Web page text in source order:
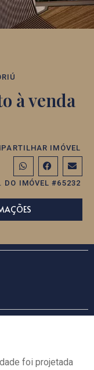
à venda
IMÓVEL
DO IMÓVEL #65232
foi projetada